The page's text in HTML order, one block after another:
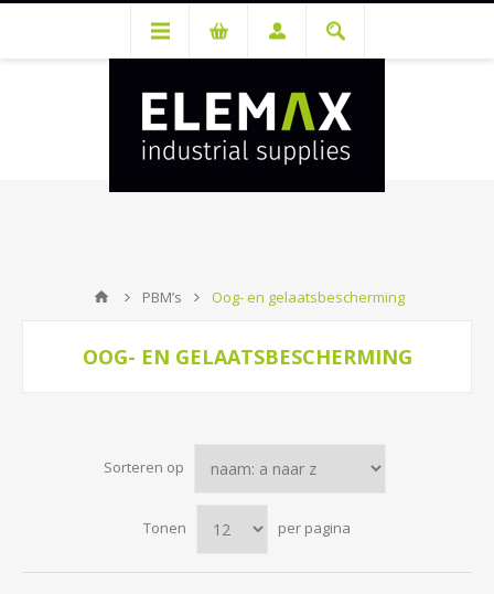
Je hebt een account nodig om prijzen te bekijken en bestellingen te
PBM’s Oog- en gelaatsbescherming
OOG- EN GELAATSBESCHERMING
Sorteren op
Tonen per pagina